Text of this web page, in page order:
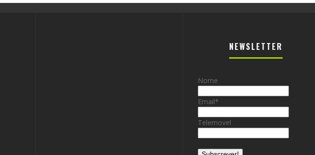
NEWSLETTER
Nome
Email*
Telemovel